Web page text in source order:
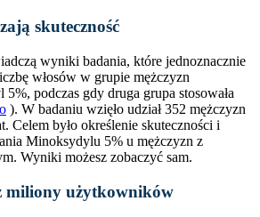
skuteczność
wyniki badania, które jednoznacznie
włosów w grupie mężczyzn
podczas gdy druga grupa stosowała
). W badaniu wzięło udział 352 mężczyzn
Celem było określenie skuteczności i
Minoksydylu 5% u mężczyzn z
Wyniki możesz zobaczyć sam.
miliony użytkowników